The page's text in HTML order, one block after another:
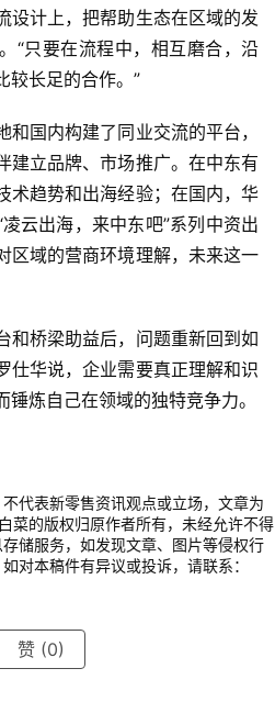
设计上，把帮助生态在区域的发
“只要在流程中，相互磨合，沿
较长足的合作。”
国内构建了同业交流的平台，
建立品牌、市场推广。在中东有
术趋势和出海经验；在国内，华
云出海，来中东吧”系列中资出
区域的营商环境理解，未来这一
和桥梁助益后，问题重新回到如
仕华说，企业需要真正理解和识
炼自己在领域的独特竞争力。
代表新零售资讯观点或立场，文章为
菜的版权归原作者所有，未经允许不得
储服务，如发现文章、图片等侵权行
对本稿件有异议或投诉，请联系：
赞 (0)